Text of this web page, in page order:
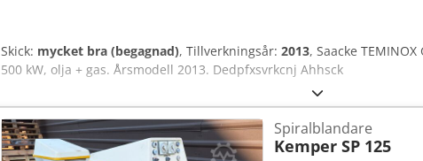
Skick: mycket bra (begagnad), Tillverkningsår: 2013, Saacke
500 kW, olja + gas. Årsmodell 2013. Dedpfxsvrkcnj Ahhsck
Spiralblandare
Kemper SP 125